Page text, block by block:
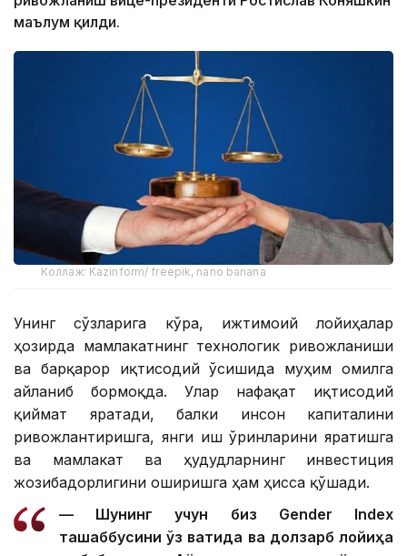
маълум қилди.
Коллаж: Kazinform/ freepik, nano banana
Унинг сўзларига кўра, ижтимоий лойиҳалар
ҳозирда мамлакатнинг технологик ривожланиши
ва барқарор иқтисодий ўсишида муҳим омилга
айланиб бормоқда. Улар нафақат иқтисодий
қиймат яратади, балки инсон капиталини
ривожлантиришга, янги иш ўринларини яратишга
ва мамлакат ва ҳудудларнинг инвестиция
жозибадорлигини оширишга ҳам ҳисса қўшади.
— Шунинг учун биз Gender Index
ташаббусини ўз вақтида ва долзарб лойиҳа